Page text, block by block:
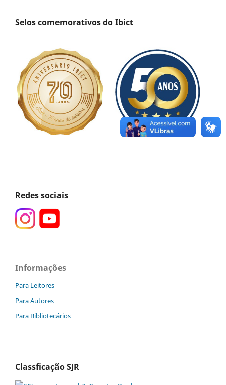
Selos comemorativos do Ibict
Redes sociais
Informações
Para Leitores
Para Autores
Para Bibliotecários
Classficação SJR